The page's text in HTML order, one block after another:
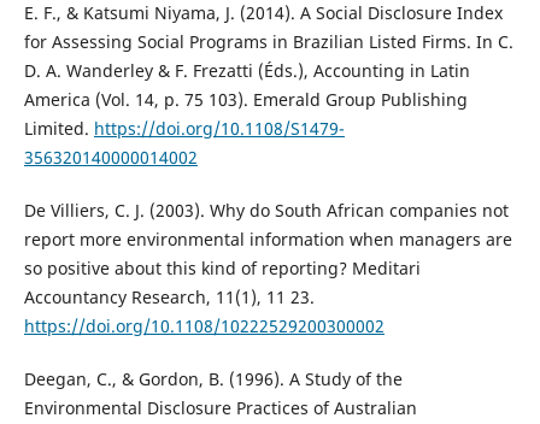
E. F., & Katsumi Niyama, J. (2014). A Social Disclosure Index
for Assessing Social Programs in Brazilian Listed Firms. In C.
D. A. Wanderley & F. Frezatti (Éds.), Accounting in Latin
America (Vol. 14, p. 75 103). Emerald Group Publishing
Limited. https://doi.org/10.1108/S1479-
356320140000014002
De Villiers, C. J. (2003). Why do South African companies not
report more environmental information when managers are
so positive about this kind of reporting? Meditari
Accountancy Research, 11(1), 11 23.
https://doi.org/10.1108/10222529200300002
Deegan, C., & Gordon, B. (1996). A Study of the
Environmental Disclosure Practices of Australian